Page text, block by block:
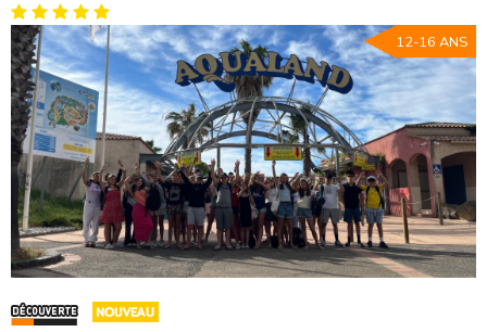
12-16 ANS